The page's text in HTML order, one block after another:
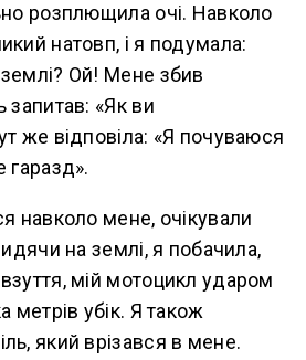
розплющила очі. Навколо
натовп, і я подумала:
Ой! Мене збив
запитав: «Як ви
же відповіла: «Я почуваюся
гаразд».
навколо мене, очікували
на землі, я побачила,
мій мотоцикл ударом
метрів убік. Я також
який врізався в мене.